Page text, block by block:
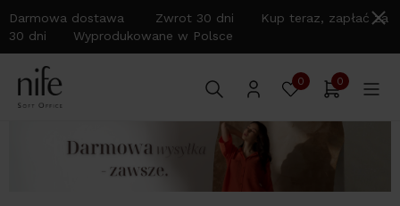
Darmowa dostawa Zwrot 30 dni Kup teraz, zapłać za
30 dni Wyprodukowane w Polsce
0 0